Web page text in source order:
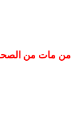
مات من